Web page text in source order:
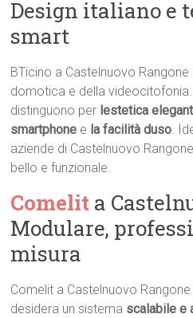
Design italiano e
smart
BTicino a Castelnuovo
domotica e della
distinguono per lestetica
smartphone e la facilità duso.
aziende di Castelnuovo
bello e funzionale.
Comelit a
Modulare,
misura
Comelit a Castelnuovo
desidera un sistema scalabile e